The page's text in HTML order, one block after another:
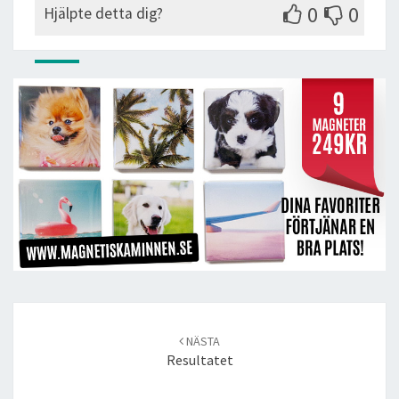
Hjälpte detta dig? 0 0
NÄSTA
Resultatet